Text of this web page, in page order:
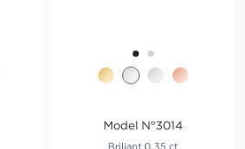
Model N°3014
Briljant 0.35 ct